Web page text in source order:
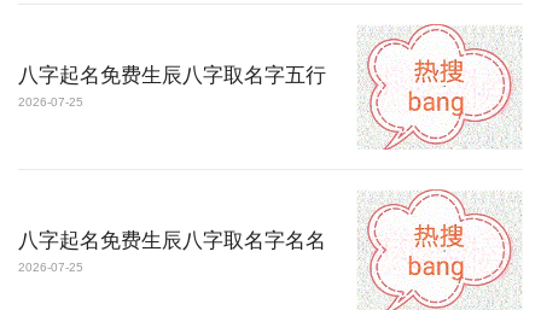
八字起名免费生辰八字取名字五行
2026-07-25
八字起名免费生辰八字取名字名名
2026-07-25